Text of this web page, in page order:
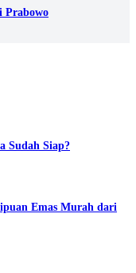
Prabowo
Sudah Siap?
Emas Murah dari